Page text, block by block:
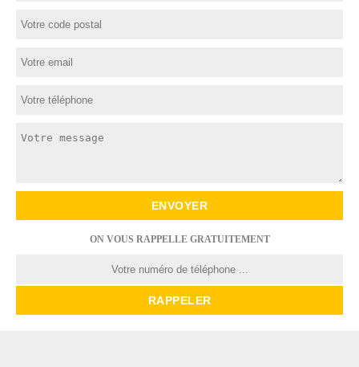
ON VOUS RAPPELLE GRATUITEMENT